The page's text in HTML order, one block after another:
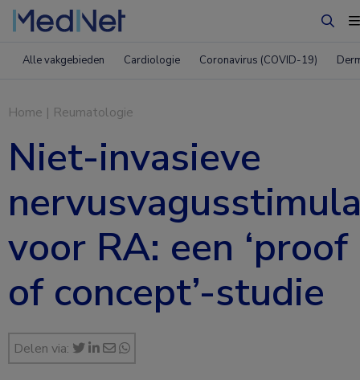
Alle vakgebieden Cardiologie Coronavirus (COVID-19)
Home | Reumatologie
Niet-invasieve
voor RA: een ‘proof
of concept’-studie
Delen via: